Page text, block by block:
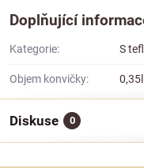
Doplňující
Kategorie: S
Objem konvičky: 0,35l
Diskuse 0